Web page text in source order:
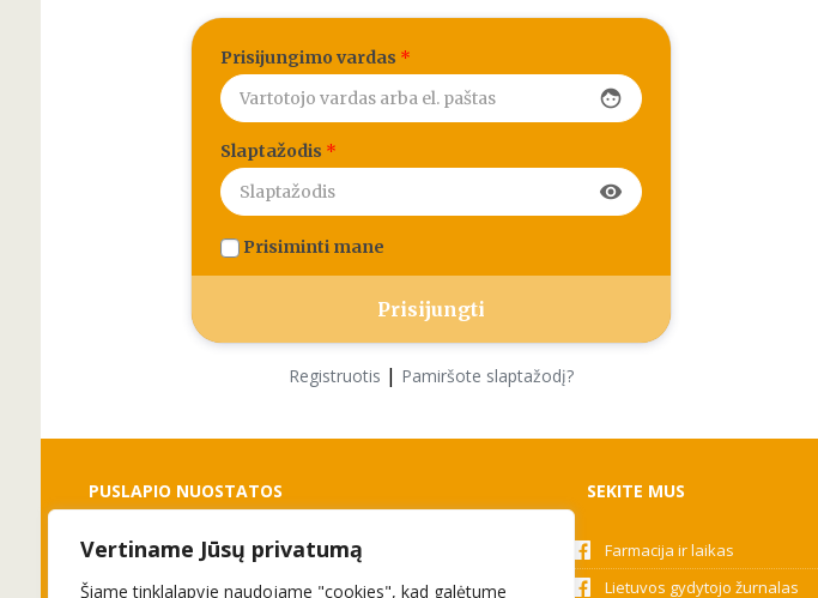
Vertiname Jūsų privatumą
Šiame tinklalapyje naudojame "cookies", kad galėtume
Prisijungimo vardas *
face
Slaptažodis *
visibility
Prisiminti mane
Registruotis | Pamiršote slaptažodį?
PUSLAPIO NUOSTATOS
Slapukai
Privatumo politika
SEKITE MUS
Farmacija ir laikas
Lietuvos gydytojo žurnalas